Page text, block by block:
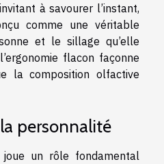
à savourer l’instant,
comme une véritable
et le sillage qu’elle
flacon façonne
la composition olfactive
la personnalité
joue un rôle fondamental